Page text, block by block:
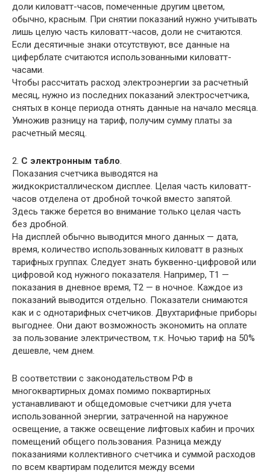
доли киловатт-часов, помеченные другим цветом,
обычно, красным. При снятии показаний нужно учитывать
лишь целую часть киловатт-часов, доли не считаются.
Если десятичные знаки отсутствуют, все данные на
циферблате считаются использованными киловатт-
часами.
Чтобы рассчитать расход электроэнергии за расчетный
месяц, нужно из последних показаний электросчетчика,
снятых в конце периода отнять данные на начало месяца.
Умножив разницу на тариф, получим сумму платы за
расчетный месяц.
2. С электронным табло
Показания счетчика выводятся на
жидкокристаллическом дисплее. Целая часть киловатт-
часов отделена от дробной точкой вместо запятой.
Здесь также берется во внимание только целая часть
без дробной.
На дисплей обычно выводится много данных — дата,
время, количество использованных киловатт в разных
тарифных группах. Следует знать буквенно-цифровой или
цифровой код нужного показателя. Например, Т1 —
показания в дневное время, Т2 — в ночное. Каждое из
показаний выводится отдельно. Показатели снимаются
как и с однотарифных счетчиков. Двухтарифные приборы
выгоднее. Они дают возможность экономить на оплате
за пользование электричеством, т.к. Ночью тариф на 50%
дешевле, чем днем.
В соответствии с законодательством РФ в
многоквартирных домах помимо поквартирных
устанавливают и общедомовые счетчики для учета
использованной энергии, затраченной на наружное
освещение, а также освещение лифтовых кабин и прочих
помещений общего пользования. Разница между
показаниями коллективного счетчика и суммой расходов
по всем квартирам поделится между всеми